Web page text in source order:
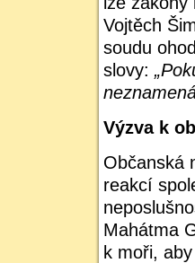
Vojtěch
soudu
slovy:
Výzva k
Občanská
reakcí
Mahátma
k moři,